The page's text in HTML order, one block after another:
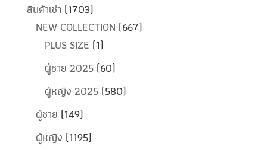
สินค้าเช่า (1703)
NEW COLLECTION (667)
PLUS SIZE (1)
ผู้ชาย 2025 (60)
ผู้หญิง 2025 (580)
ผู้ชาย (149)
ผู้หญิง (1195)